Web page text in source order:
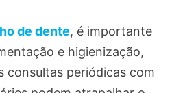
de dente, é importante
e higienização,
consultas periódicas com